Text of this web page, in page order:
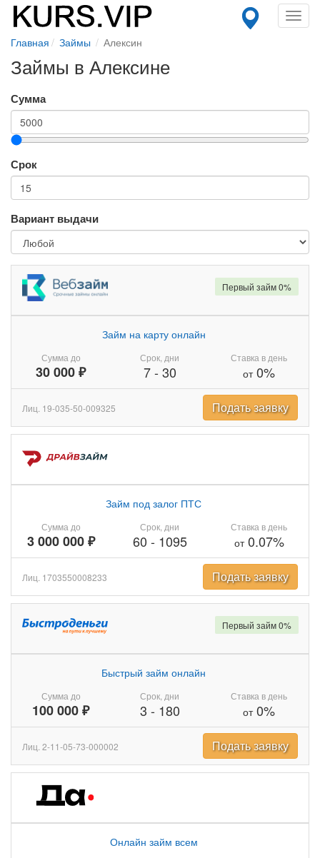
Главная Займы Алексин
Займы в Алексине
Сумма
Срок
Вариант выдачи
Сумма до
30 000 ₽
Займ на карту онлайн
Срок, дни
7- 30
Ставка в день
от0%
Первый займ 0%
Лиц. 19-035-50-009325 Подать заявку
Сумма до
3 000 000 ₽
Займ под залог ПТС
Срок, дни
60 - 1095
Ставка в день
от0.07%
Лиц. 1703550008233 Подать заявку
Сумма до
100 000 ₽
Быстрый займ онлайн
Срок, дни
3 - 180
Ставка в день
от0%
Первый займ 0%
Лиц. 2-11-05-73-000002 Подать заявку
Онлайн займ всем